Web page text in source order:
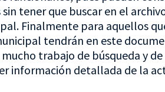
tener que buscar en el
Finalmente para aquellos
tendrán en este
trabajo de búsqueda y de
información detallada de la